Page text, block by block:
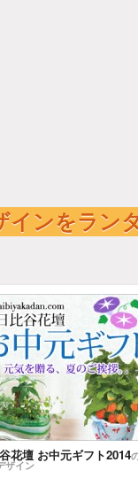
インをラン
花壇 お中元ギフト2014
ザイン